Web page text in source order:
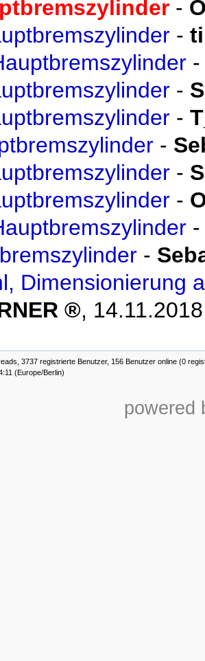
-
-
-
-
-
-
-
-
Dimensionierung
,
3737 registrierte Benutzer, 156 Benutzer online (0
(Europe/Berlin)
powered